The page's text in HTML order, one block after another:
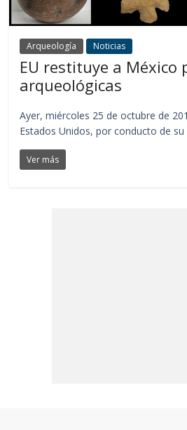
Arqueología Noticias
EU restituye a México
arqueológicas
Ayer, miércoles 25 de octubre de
Estados Unidos, por conducto de
Ver más